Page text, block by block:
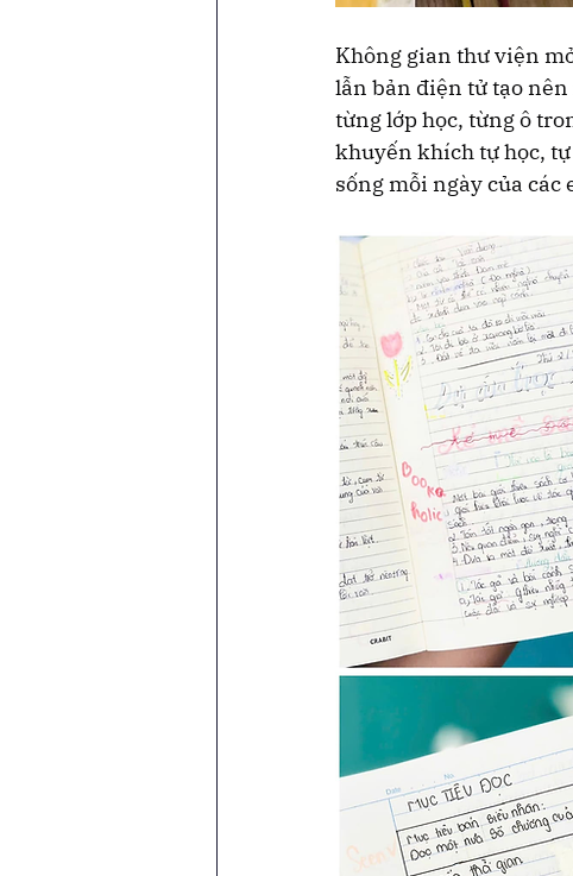
Không gian thư viện
lẫn bản điện tử tạo
từng lớp học, từng ô
khuyến khích tự học,
sống mỗi ngày của các